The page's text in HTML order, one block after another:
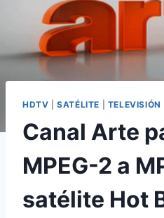
HDTV |SATÉLITE TELEVISIÓN
Canal Arte
MPEG-2 a
satélite Hot